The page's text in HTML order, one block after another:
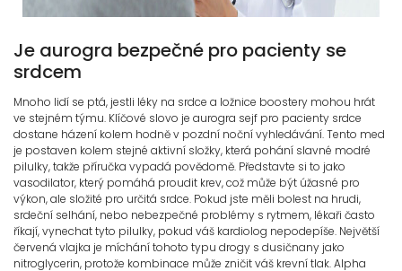
Je aurogra bezpečné pro pacienty se
srdcem
Mnoho lidí se ptá, jestli léky na srdce a ložnice boostery mohou hrát
ve stejném týmu. Klíčové slovo je aurogra sejf pro pacienty srdce
dostane házení kolem hodně v pozdní noční vyhledávání. Tento med
je postaven kolem stejné aktivní složky, která pohání slavné modré
pilulky, takže příručka vypadá povědomě. Představte si to jako
vasodilator, který pomáhá proudit krev, což může být úžasné pro
výkon, ale složité pro určitá srdce. Pokud jste měli bolest na hrudi,
srdeční selhání, nebo nebezpečné problémy s rytmem, lékaři často
říkají, vynechat tyto pilulky, pokud váš kardiolog nepodepíše. Největší
červená vlajka je míchání tohoto typu drogy s dusičnany jako
nitroglycerin, protože kombinace může zničit váš krevní tlak. Alpha